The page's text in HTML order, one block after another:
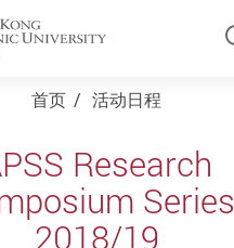
首页 活动日程
Research
Series
2018/19